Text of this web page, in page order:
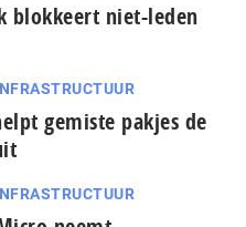
blokkeert niet-leden
gemiste pakjes de